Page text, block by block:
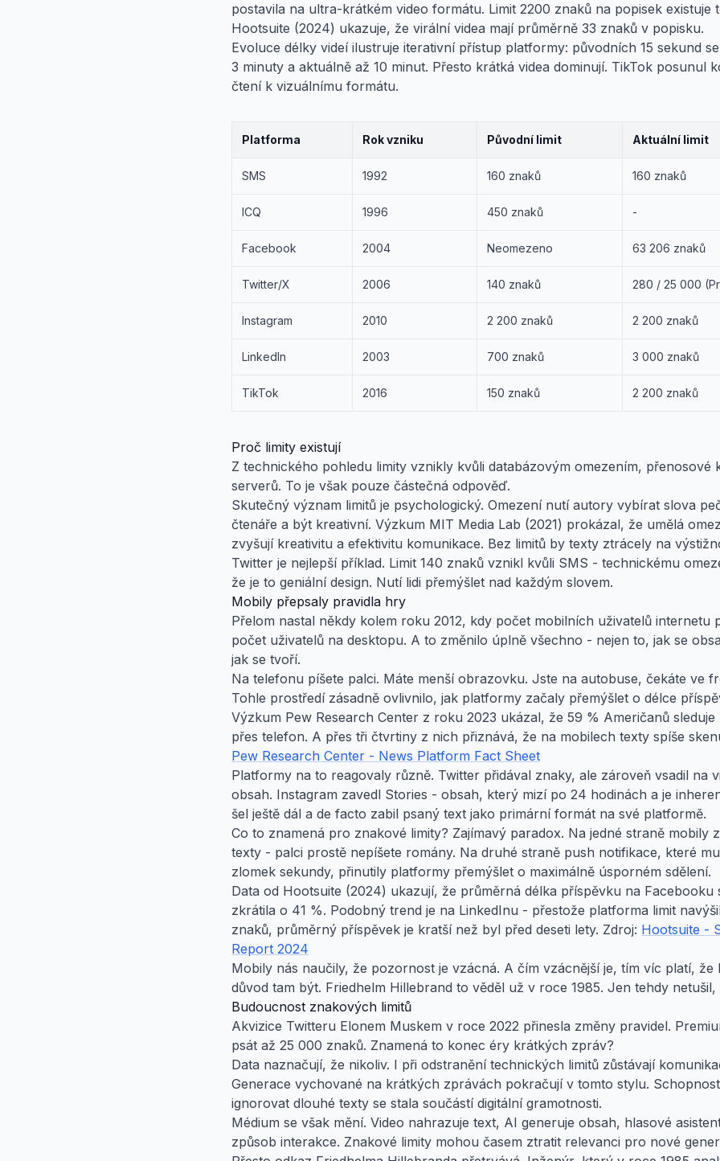
postavila na ultra-krátkém video formátu. Limit 2200 znaků na popisek existuje
Hootsuite (2024) ukazuje, že virální videa mají průměrně 33 znaků v popisku.
Evoluce délky videí ilustruje iterativní přístup platformy: původních 15 sekund
3 minuty a aktuálně až 10 minut. Přesto krátká videa dominují. TikTok posunul
čtení k vizuálnímu formátu.
Platforma Rok vzniku Původní limit Aktuální limit
SMS 1992 160 znaků 160 znaků
ICQ 1996 450 znaků -
Facebook 2004 Neomezeno 63 206 znaků
Twitter/X 2006 140 znaků 280 / 25 000
Instagram 2010 2 200 znaků 2 200 znaků
LinkedIn 2003 700 znaků 3 000 znaků
TikTok 2016 150 znaků 2 200 znaků
Proč limity existují
Z technického pohledu limity vznikly kvůli databázovým omezením, přenosové
serverů. To je však pouze částečná odpověď.
Skutečný význam limitů je psychologický. Omezení nutí autory vybírat slova
čtenáře a být kreativní. Výzkum MIT Media Lab (2021) prokázal, že umělá
zvyšují kreativitu a efektivitu komunikace. Bez limitů by texty ztrácely na
Twitter je nejlepší příklad. Limit 140 znaků vznikl kvůli SMS - technickému
že je to geniální design. Nutí lidi přemýšlet nad každým slovem.
Mobily přepsaly pravidla hry
Přelom nastal někdy kolem roku 2012, kdy počet mobilních uživatelů internetu
počet uživatelů na desktopu. A to změnilo úplně všechno - nejen to, jak se
jak se tvoří.
Na telefonu píšete palci. Máte menší obrazovku. Jste na autobuse, čekáte ve
Tohle prostředí zásadně ovlivnilo, jak platformy začaly přemýšlet o délce
Výzkum Pew Research Center z roku 2023 ukázal, že 59 % Američanů
přes telefon. A přes tři čtvrtiny z nich přiznává, že na mobilech texty spíše
Pew Research Center - News Platform Fact Sheet
Platformy na to reagovaly různě. Twitter přidával znaky, ale zároveň vsadil na
obsah. Instagram zavedl Stories - obsah, který mizí po 24 hodinách a je
šel ještě dál a de facto zabil psaný text jako primární formát na své platformě.
Co to znamená pro znakové limity? Zajímavý paradox. Na jedné straně mobily
texty - palci prostě nepíšete romány. Na druhé straně push notifikace, které
zlomek sekundy, přinutily platformy přemýšlet o maximálně úsporném sdělení.
Data od Hootsuite (2024) ukazují, že průměrná délka příspěvku na Facebooku
zkrátila o 41 %. Podobný trend je na LinkedInu - přestože platforma limit
znaků, průměrný příspěvek je kratší než byl před deseti lety. Zdroj: Hootsuite -
Report 2024
Mobily nás naučily, že pozornost je vzácná. A čím vzácnější je, tím víc platí, že
důvod tam být. Friedhelm Hillebrand to věděl už v roce 1985. Jen tehdy netušil,
Budoucnost znakových limitů
Akvizice Twitteru Elonem Muskem v roce 2022 přinesla změny pravidel.
psát až 25 000 znaků. Znamená to konec éry krátkých zpráv?
Data naznačují, že nikoliv. I při odstranění technických limitů zůstávají
Generace vychované na krátkých zprávách pokračují v tomto stylu.
ignorovat dlouhé texty se stala součástí digitální gramotnosti.
Médium se však mění. Video nahrazuje text, AI generuje obsah, hlasové
způsob interakce. Znakové limity mohou časem ztratit relevanci pro nové